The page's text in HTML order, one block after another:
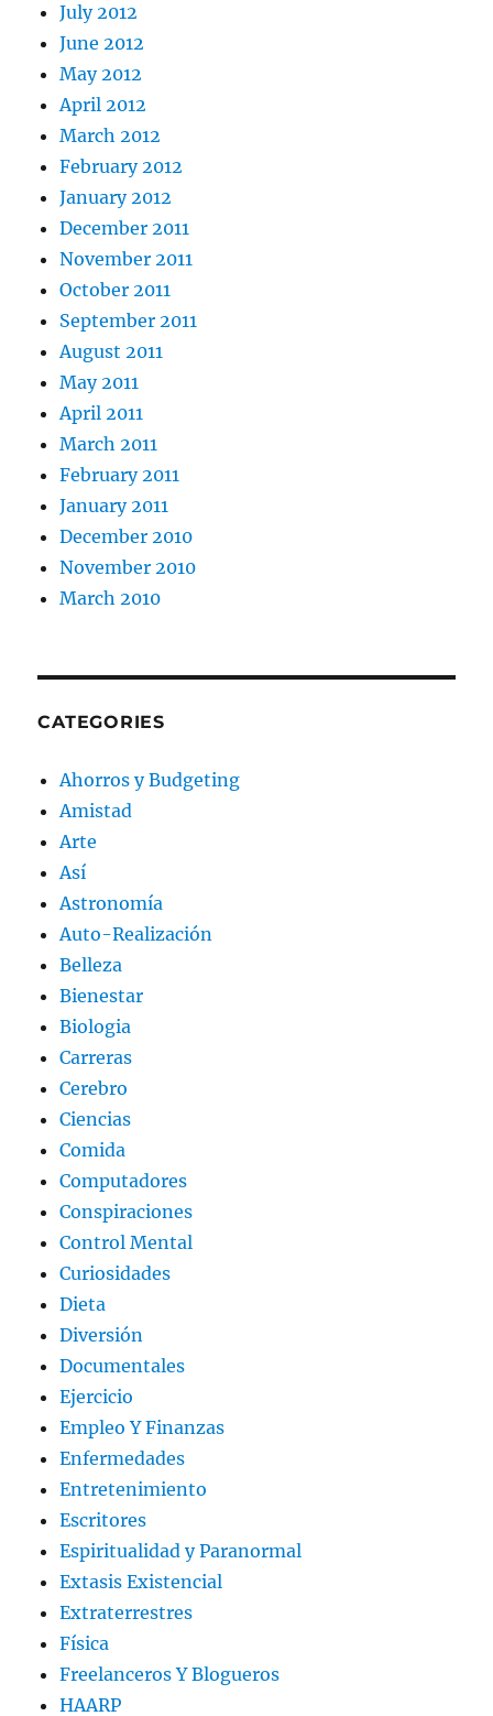
July 2012
June 2012
May 2012
April 2012
March 2012
February 2012
January 2012
December 2011
November 2011
October 2011
September 2011
August 2011
May 2011
April 2011
March 2011
February 2011
January 2011
December 2010
November 2010
March 2010
CATEGORIES
Ahorros y Budgeting
Amistad
Arte
Así
Astronomía
Auto-Realización
Belleza
Bienestar
Biologia
Carreras
Cerebro
Ciencias
Comida
Computadores
Conspiraciones
Control Mental
Curiosidades
Dieta
Diversión
Documentales
Ejercicio
Empleo Y Finanzas
Enfermedades
Entretenimiento
Escritores
Espiritualidad y Paranormal
Extasis Existencial
Extraterrestres
Física
Freelanceros Y Blogueros
HAARP